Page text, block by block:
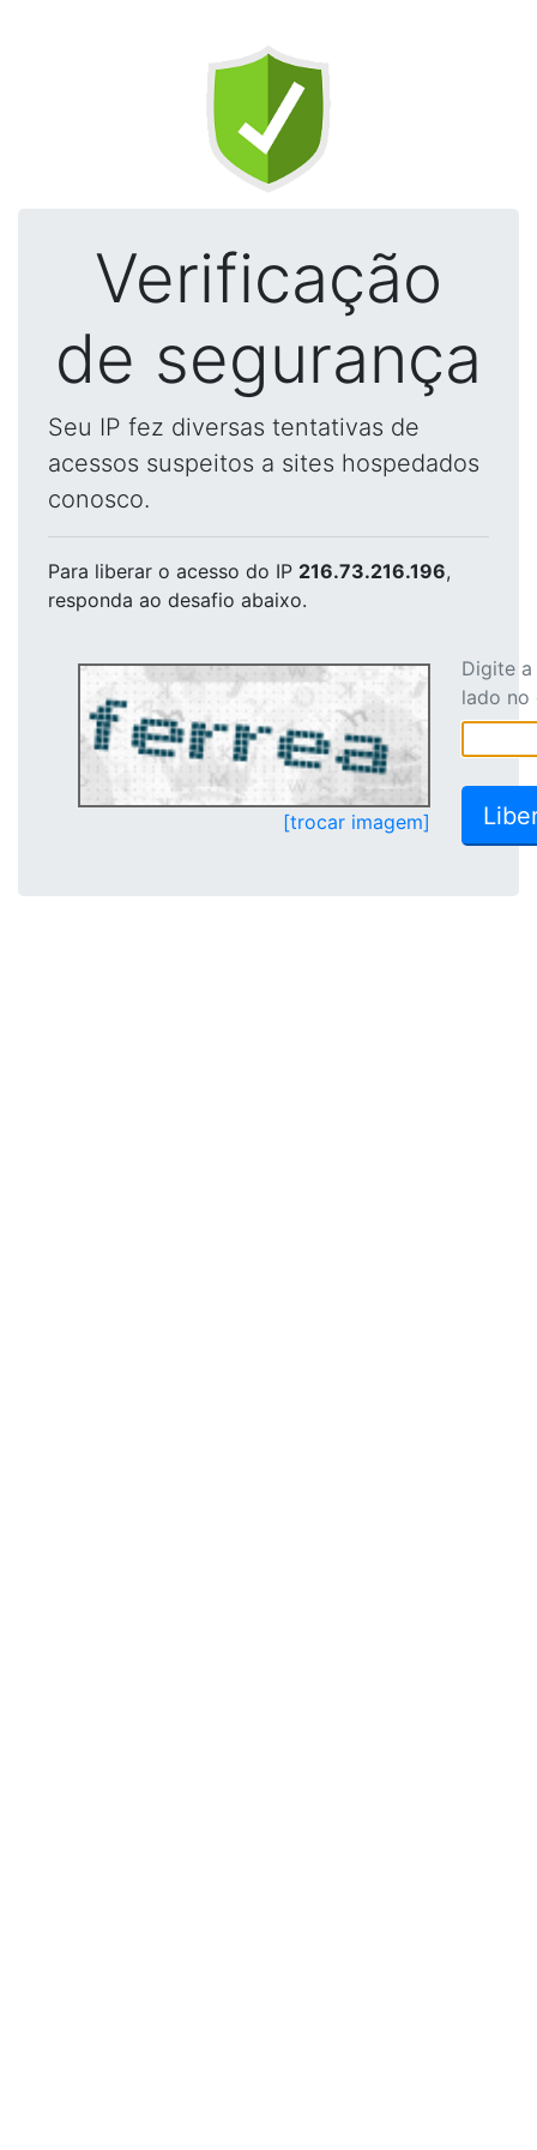
Verificação
de segurança
Seu IP fez diversas tentativas de
acessos suspeitos a sites hospedados
conosco.
Para liberar o acesso do IP 216.73.216.196,
responda ao desafio abaixo.
[trocar imagem]
Digite
lado no